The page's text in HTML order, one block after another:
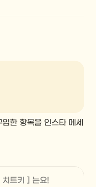
한 항목을 인스타 메세
트키 ] 는요!